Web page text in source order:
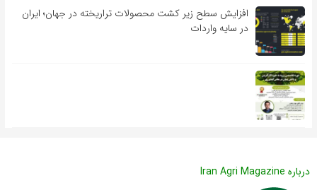
افزایش سطح زیر کشت محصولات تراریخته در جهان؛ ایران
در سایه واردات
درباره Iran Agri Magazine